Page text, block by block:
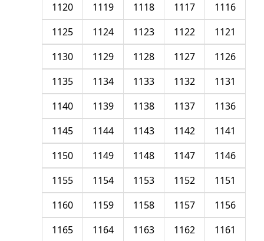
1116
1117
1118
1119
1120
1121
1122
1123
1124
1125
1126
1127
1128
1129
1130
1131
1132
1133
1134
1135
1136
1137
1138
1139
1140
1141
1142
1143
1144
1145
1146
1147
1148
1149
1150
1151
1152
1153
1154
1155
1156
1157
1158
1159
1160
1161
1162
1163
1164
1165